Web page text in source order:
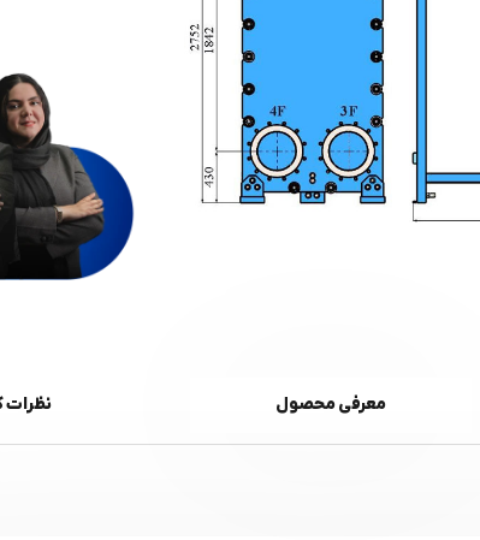
معرفی محصول نظرات